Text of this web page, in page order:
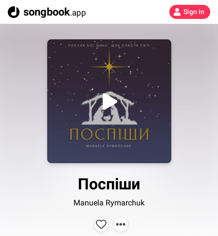
songbook.app Sign in
Поспіши
Manuela Rymarchuk